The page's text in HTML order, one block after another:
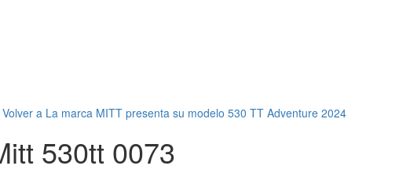
Volver a La marca MITT presenta su modelo 530 TT Adventure 2024
530tt 0073